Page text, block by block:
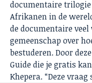
documentaire trilogie
Afrikanen in de
de documentaire
gemeenschap over
bestuderen. Door
Guide die je gratis kan
Khepera. “Deze